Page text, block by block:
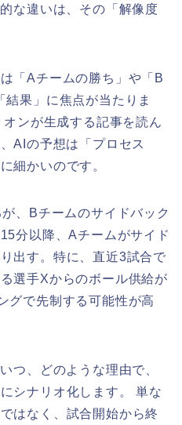
な違いは、その「解像度
「Aチームの勝ち」や「B
果」に焦点が当たりま
ンが生成する記事を読ん
AIの予想は「プロセス
細かいのです。
、Bチームのサイドバック
分以降、Aチームがサイド
出す。特に、直近3試合で
選手Xからのボール供給が
グで先制する可能性が高
つ、どのような理由で、
シナリオ化します。 単な
はなく、試合開始から終